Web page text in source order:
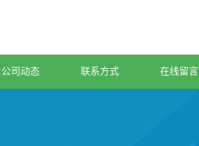
公司动态 联系方式 在线留言